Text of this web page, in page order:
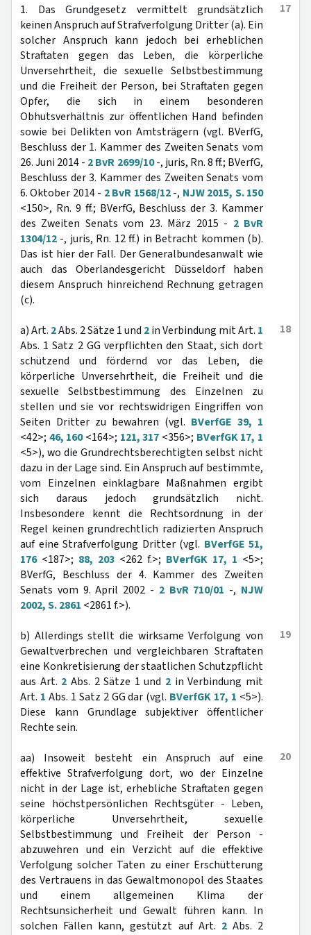
17
1. Das Grundgesetz vermittelt grundsätzlich
keinen Anspruch auf Strafverfolgung Dritter (a). Ein
solcher Anspruch kann jedoch bei erheblichen
Straftaten gegen das Leben, die körperliche
Unversehrtheit, die sexuelle Selbstbestimmung
und die Freiheit der Person, bei Straftaten gegen
Opfer, die sich in einem besonderen
Obhutsverhältnis zur öffentlichen Hand befinden
sowie bei Delikten von Amtsträgern (vgl. BVerfG,
Beschluss der 1. Kammer des Zweiten Senats vom
26. Juni 2014 - 2 BvR 2699/10-, juris, Rn. 8 ff.; BVerfG,
Beschluss der 3. Kammer des Zweiten Senats vom
6. Oktober 2014 - 2 BvR 1568/12-, NJW 2015, S. 150
<150>, Rn. 9 ff.; BVerfG, Beschluss der 3. Kammer
des Zweiten Senats vom 23. März 2015 - 2 BvR
1304/12 -, juris, Rn. 12 ff.) in Betracht kommen (b).
Das ist hier der Fall. Der Generalbundesanwalt wie
auch das Oberlandesgericht Düsseldorf haben
diesem Anspruch hinreichend Rechnung getragen
(c).
18
a) Art. 2Abs. 2 Sätze 1 und 2in Verbindung mit Art. 1
Abs. 1 Satz 2 GG verpflichten den Staat, sich dort
schützend und fördernd vor das Leben, die
körperliche Unversehrtheit, die Freiheit und die
sexuelle Selbstbestimmung des Einzelnen zu
stellen und sie vor rechtswidrigen Eingriffen von
Seiten Dritter zu bewahren (vgl. BVerfGE 39, 1
<42>; 46, 160<164>; 121, 317 <356>; BVerfGK 17, 1
<5>), wo die Grundrechtsberechtigten selbst nicht
dazu in der Lage sind. Ein Anspruch auf bestimmte,
vom Einzelnen einklagbare Maßnahmen ergibt
sich daraus jedoch grundsätzlich nicht.
Insbesondere kennt die Rechtsordnung in der
Regel keinen grundrechtlich radizierten Anspruch
auf eine Strafverfolgung Dritter (vgl. BVerfGE 51,
176<187>; 88, 203 <262 f.>; BVerfGK 17, 1 <5>;
BVerfG, Beschluss der 4. Kammer des Zweiten
Senats vom 9. April 2002 - 2 BvR 710/01 -, NJW
2002, S. 2861 <2861 f.>).
19
b) Allerdings stellt die wirksame Verfolgung von
Gewaltverbrechen und vergleichbaren Straftaten
eine Konkretisierung der staatlichen Schutzpflicht
aus Art. 2 Abs. 2 Sätze 1 und 2 in Verbindung mit
Art. 1 Abs. 1 Satz 2 GG dar (vgl. BVerfGK 17, 1 <5>).
Diese kann Grundlage subjektiver öffentlicher
Rechte sein.
20
aa) Insoweit besteht ein Anspruch auf eine
effektive Strafverfolgung dort, wo der Einzelne
nicht in der Lage ist, erhebliche Straftaten gegen
seine höchstpersönlichen Rechtsgüter - Leben,
körperliche Unversehrtheit, sexuelle
Selbstbestimmung und Freiheit der Person -
abzuwehren und ein Verzicht auf die effektive
Verfolgung solcher Taten zu einer Erschütterung
des Vertrauens in das Gewaltmonopol des Staates
und einem allgemeinen Klima der
Rechtsunsicherheit und Gewalt führen kann. In
solchen Fällen kann, gestützt auf Art. 2Abs. 2